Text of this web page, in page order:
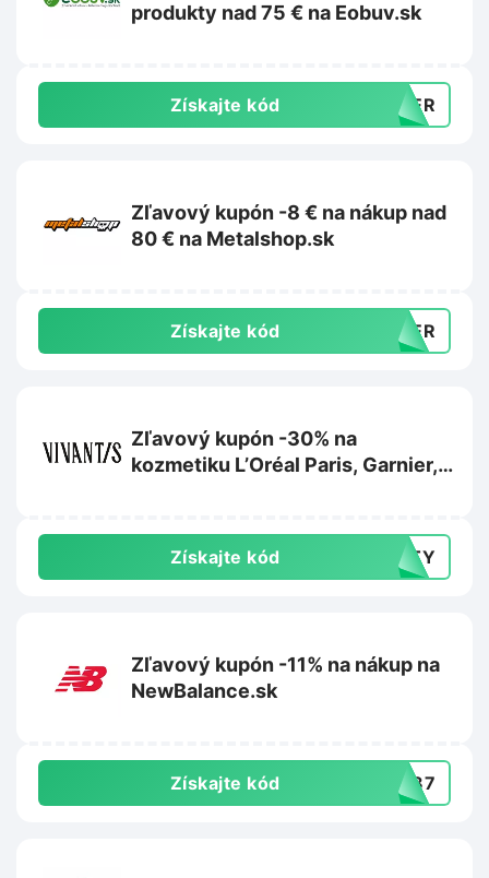
produkty nad 75 € na Eobuv.sk
Získajte kód MMER
Zľavový kupón -8 € na nákup nad
80 € na Metalshop.sk
Získajte kód MMER
Zľavový kupón -30% na
kozmetiku L’Oréal Paris, Garnier,
Získajte kód AUTY
Zľavový kupón -11% na nákup na
NewBalance.sk
Získajte kód PW87